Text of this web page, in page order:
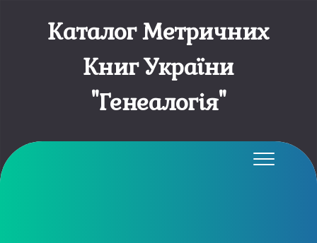
Каталог Метричних
Книг України
"Генеалогія"